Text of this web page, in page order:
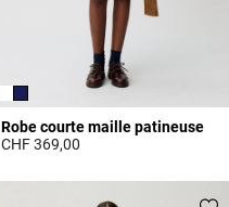
Robe courte maille patineuse
CHF 369,00